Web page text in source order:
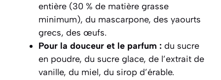
entière (30 % de matière grasse
minimum), du mascarpone, des yaourts
grecs, des œufs.
Pour la douceur et le parfum : du sucre
en poudre, du sucre glace, de l’extrait de
vanille, du miel, du sirop d’érable.